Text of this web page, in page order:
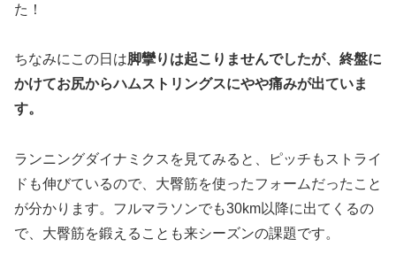
た！
ちなみにこの日は脚攣りは起こりませんでしたが、終盤に
かけてお尻からハムストリングスにやや痛みが出ていま
す。
ランニングダイナミクスを見てみると、ピッチもストライ
ドも伸びているので、大臀筋を使ったフォームだったこと
が分かります。フルマラソンでも30km以降に出てくるの
で、大臀筋を鍛えることも来シーズンの課題です。